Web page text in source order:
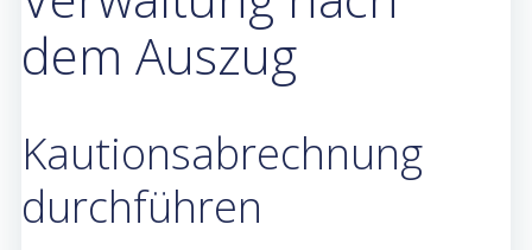
dem Auszug
Kautionsabrechnung
durchführen